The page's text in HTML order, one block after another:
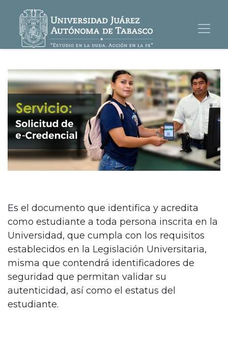
Es el documento que identifica y acredita
como estudiante a toda persona inscrita en la
Universidad, que cumpla con los requisitos
establecidos en la Legislación Universitaria,
misma que contendrá identificadores de
seguridad que permitan validar su
autenticidad, así como el estatus del
estudiante.